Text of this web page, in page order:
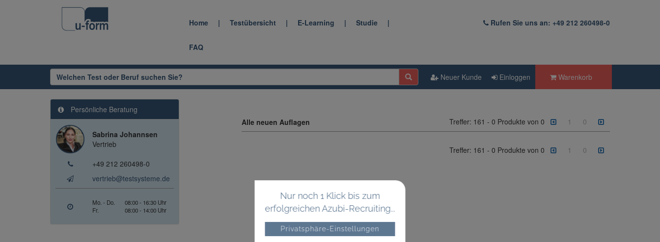
Home | Testübersicht | E-Learning | Studie |
FAQ
Rufen Sie uns an: +49 212 260498-0
Neuer Kunde Einloggen Warenkorb
Persönliche Beratung
Sabrina Johannsen
Vertrieb
+49 212 260498-0
vertrieb@testsysteme.de
Mo. - Do.
08:00 - 16:30 Uhr
Fr.
08:00 - 14:00 Uhr
Alle neuen Auflagen Treffer: 161 - 0 Produkte von 0 1 0
Treffer: 161 - 0 Produkte von 0 1 0
Nur noch 1 Klick bis zum
erfolgreichen Azubi-Recruiting...
Privatsphäre-Einstellungen